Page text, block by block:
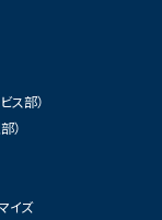
ス部）
）
イズ